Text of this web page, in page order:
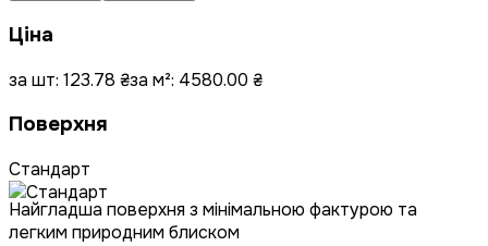
Ціна
за шт: 123.78 ₴за м²: 4580.00 ₴
Поверхня
Стандарт
Найгладша поверхня з мінімальною фактурою та
легким природним блиском